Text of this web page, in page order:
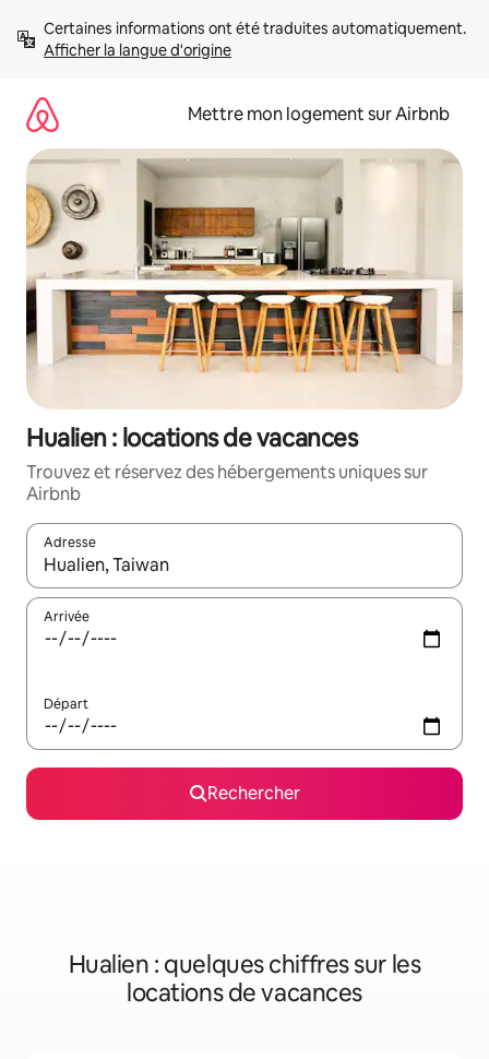
directement
Afficher la langue d'origine
Mettre mon logement sur Airbnb
Hualien : locations de vacances
Trouvez et réservez des hébergements uniques sur
Airbnb
Adresse
Lorsque les résultats s'affichent, utilisez les flèches vers le
Arrivée
Départ
Rechercher
Hualien : quelques chiffres sur les
locations de vacances